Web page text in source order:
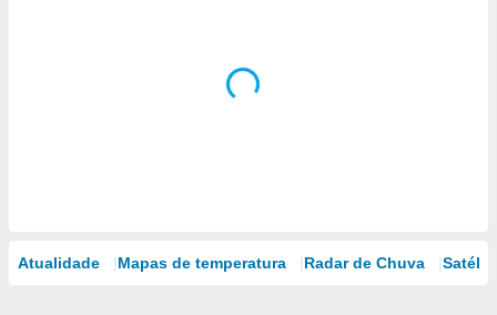
Atualidade Mapas de temperatura Radar de Chuva